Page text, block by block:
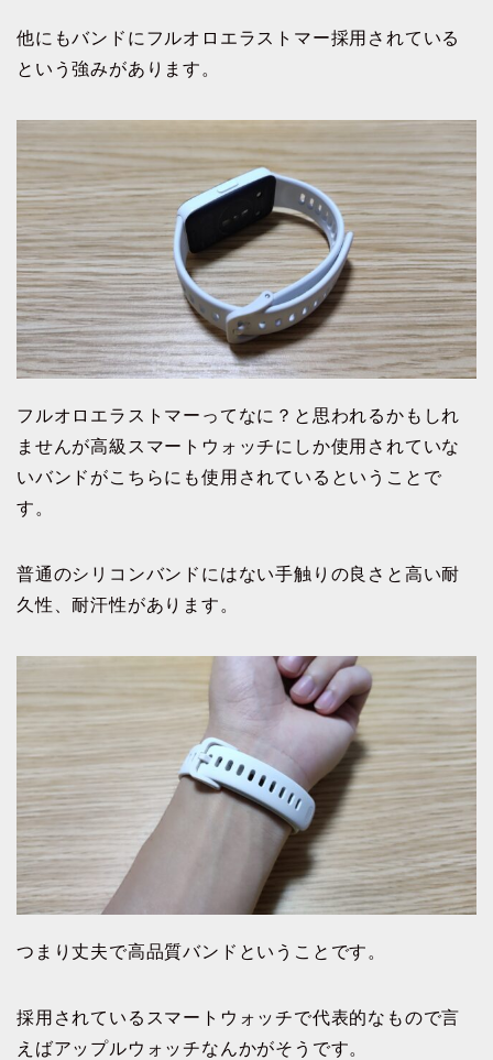
他にもバンドにフルオロエラストマー採用されている
という強みがあります。
フルオロエラストマーってなに？と思われるかもしれ
ませんが高級スマートウォッチにしか使用されていな
いバンドがこちらにも使用されているということで
す。
普通のシリコンバンドにはない手触りの良さと高い耐
久性、耐汗性があります。
つまり丈夫で高品質バンドということです。
採用されているスマートウォッチで代表的なもので言
えばアップルウォッチなんかがそうです。